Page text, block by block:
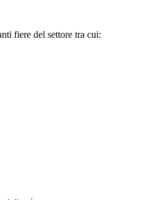
fiere del settore tra cui: